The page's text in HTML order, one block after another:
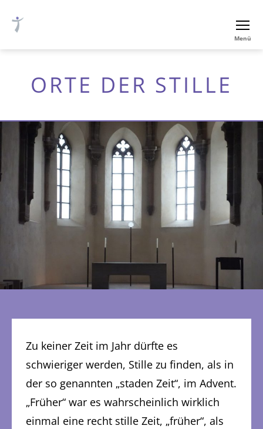
luth.
Nürnberg
Menü
ORTE DER STILLE
Zu keiner Zeit im Jahr dürfte es
schwieriger werden, Stille zu finden, als in
der so genannten „staden Zeit“, im Advent.
„Früher“ war es wahrscheinlich wirklich
einmal eine recht stille Zeit, „früher“, als